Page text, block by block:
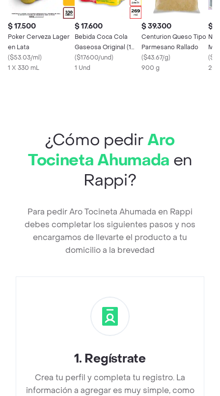
$ 17.500
Poker Cerveza Lager
en Lata
($53.03/ml)
1 X 330 mL
$ 17.600
Bebida Coca Cola
Gaseosa Original (1
Unidad)
($17600/und)
1 Und
$ 39.300
Centurion Queso Tipo
Parmesano Rallado
($43.67/g)
900 g
$
(
¿Cómo pedirAro
Tocineta Ahumada en
Rappi?
Para pedir Aro Tocineta Ahumada en Rappi
debes completar los siguientes pasos y nos
encargamos de llevarte el producto a tu
domicilio a la brevedad
1. Regístrate
Crea tu perfil y completa tu registro. La
información a agregar es muy simple, como